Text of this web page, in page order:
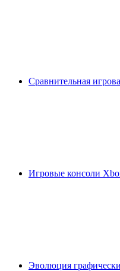
Сравнительная
Игровые консоли
Эволюция